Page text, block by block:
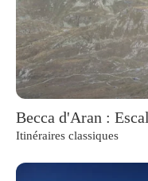
Becca d'Aran :
Itinéraires classiques